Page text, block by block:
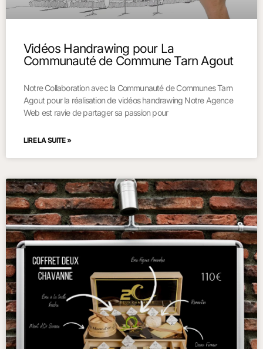
Vidéos Handrawing pour La
Communauté de Commune Tarn Agout
Notre Collaboration avec la Communauté de Communes Tarn
Agout pour la réalisation de vidéos handrawing Notre Agence
Web est ravie de partager sa passion pour
LIRE LA SUITE »